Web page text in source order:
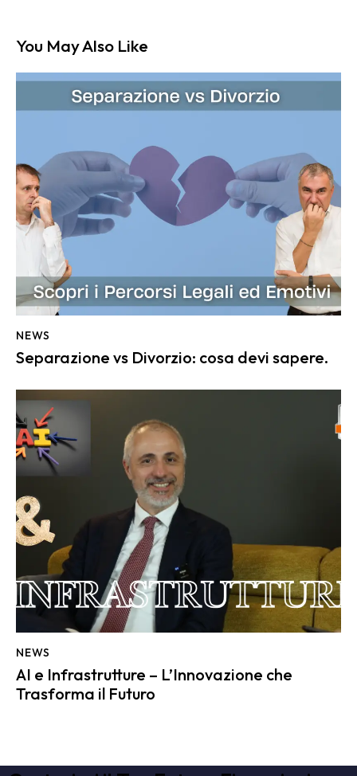
You May Also Like
NEWS
Separazione vs Divorzio: cosa devi sapere.
NEWS
AI e Infrastrutture – L’Innovazione che
Trasforma il Futuro